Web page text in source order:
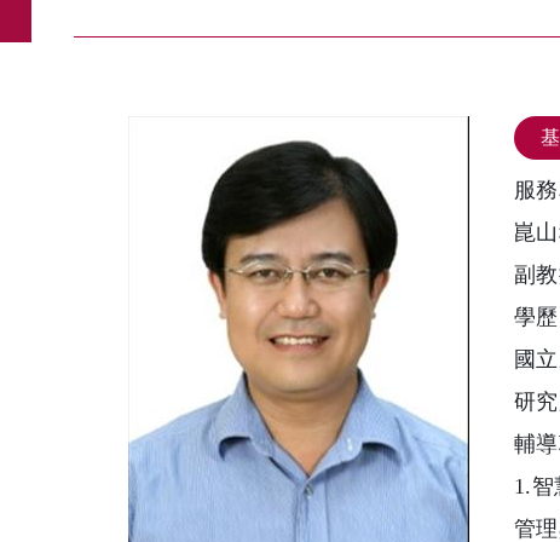
服
崑
副
學歷
國
研
輔導
1.
管